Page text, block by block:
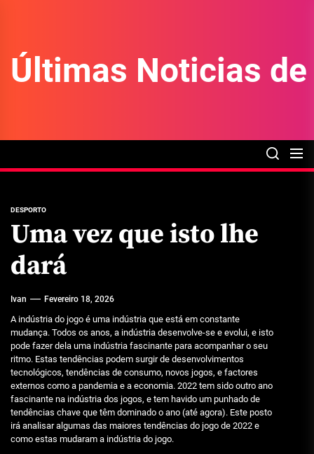
content
Últimas Noticias
DESPORTO
Uma vez que isto lhe
dará
Ivan Fevereiro 18, 2026
A indústria do jogo é uma indústria que está em constante
mudança. Todos os anos, a indústria desenvolve-se e evolui, e isto
pode fazer dela uma indústria fascinante para acompanhar o seu
ritmo. Estas tendências podem surgir de desenvolvimentos
tecnológicos, tendências de consumo, novos jogos, e factores
externos como a pandemia e a economia. 2022 tem sido outro ano
fascinante na indústria dos jogos, e tem havido um punhado de
tendências chave que têm dominado o ano (até agora). Este posto
irá analisar algumas das maiores tendências do jogo de 2022 e
como estas mudaram a indústria do jogo.